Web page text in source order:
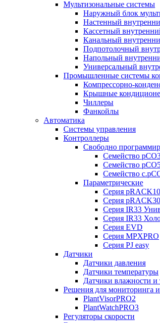
Мультизональные системы
Наружный блок
Настенный
Кассетный
Канальный
Подпотолочный
Напольный
Универсальный
Промышленные системы
Компрессорно-
Крышные
Чиллеры
Фанкойлы
Автоматика
Системы управления
Контроллеры
Свободно
Семейство
Семейство
Семейство
Параметрические
Серия
Серия
Серия IR33
Серия IR33
Серия EVD
Серия MPXPRO
Серия PJ easy
Датчики
Датчики давления
Датчики температуры
Датчики влажности и
Решения для мониторинга
PlantVisorPRO2
PlantWatchPRO3
Регуляторы скорости